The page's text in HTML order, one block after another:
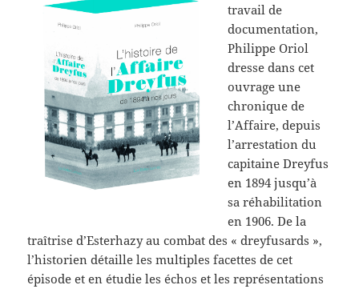
travail de
documentation,
Philippe Oriol
dresse dans cet
ouvrage une
chronique de
l’Affaire, depuis
l’arrestation du
capitaine Dreyfus
en 1894 jusqu’à
sa réhabilitation
en 1906. De la
traîtrise d’Esterhazy au combat des « dreyfusards »,
l’historien détaille les multiples facettes de cet
épisode et en étudie les échos et les représentations